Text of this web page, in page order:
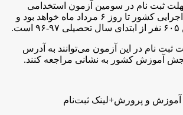
ثبت نام در سومین آزمون استخدامی
متمرکز دستگاه‌های اجرایی کشور تا روز ۶ مرداد ماه خواهد بود و
ثبت نام در این آزمون می‌توانند به آدرس
آموزش کشور به نشانی مراجعه کنند.